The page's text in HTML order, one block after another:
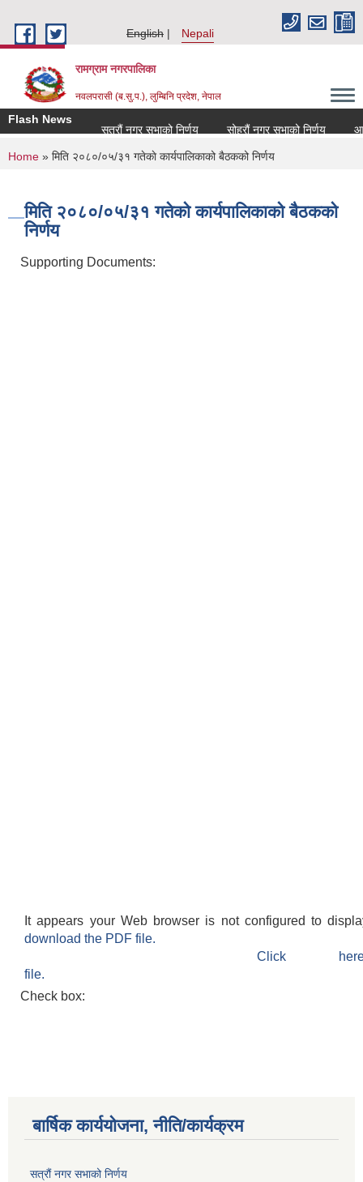
English
Nepali
रामग्राम नगरपालिका
नवलपरासी (ब.सु.प.), लुम्बिनि प्रदेश, नेपाल
Flash News
सत्रौं नगर सभाको निर्णय
सोह्रौं नगर सभाको निर्णय
You are here
Home » मिति २०८०/०५/३१ गतेकाे कार्यपालिकाको बैठकको निर्णय
मिति २०८०/०५/३१ गतेकाे कार्यपालिकाको बैठकको
निर्णय
Supporting Documents:
It appears your Web browser is not configured to
download the PDF file.
Click
file.
Check box:
बार्षिक कार्ययोजना, नीति/कार्यक्रम
सत्रौं नगर सभाको निर्णय